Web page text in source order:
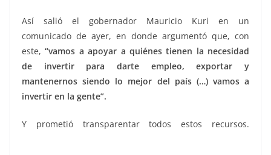
Así salió el gobernador Mauricio Kuri en un
comunicado de ayer, en donde argumentó que, con
este, “vamos a apoyar a quiénes tienen la necesidad
de invertir para darte empleo, exportar y
mantenernos siendo lo mejor del país (…) vamos a
invertir en la gente”.
Y prometió transparentar todos estos recursos.